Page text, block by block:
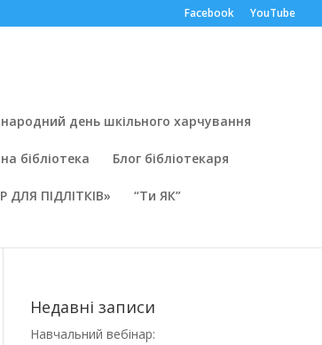
Facebook YouTube
день шкільного харчування
бібліотека Блог бібліотекаря
ПІДЛІТКІВ» “Ти ЯК”
Недавні записи
Навчальний вебінар: